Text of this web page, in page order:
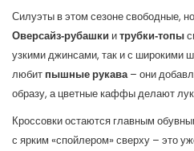
Силуэты в этом сезоне свободные,
Оверсайз‑рубашки итрубки‑топы
узкими джинсами, так и с
любит пышные рукава– они
образу, а цветные каффы делают лук
Кроссовки остаются главным
с ярким «спойлером» сверху – это